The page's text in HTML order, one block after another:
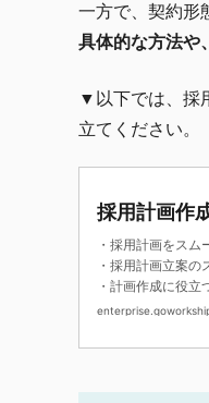
一方で、契約形
具体的な方法や
▼以下では、採
立てください。
採用計画作
・採用計画をスム
・採用計画立案
・計画作成に役立